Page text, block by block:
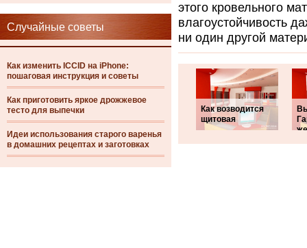
Случайные советы
Как изменить ICCID на iPhone:
пошаговая инструкция и советы
Как приготовить яркое дрожжевое
тесто для выпечки
Идеи использования старого варенья
в домашних рецептах и заготовках
этого кровельного
влагоустойчивость
ни один другой
Как возводится
щитовая